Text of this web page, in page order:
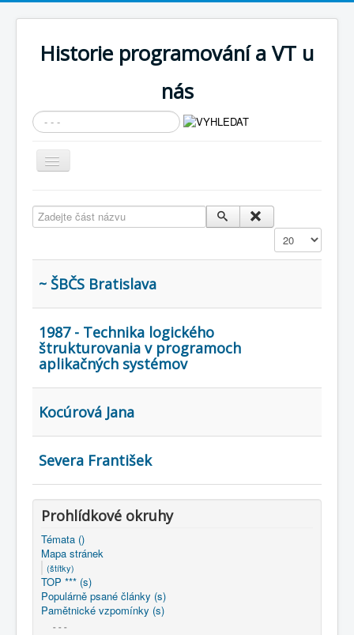
Historie programování a VT u
nás
Vyhledávání...
Přepnout
navigaci
Cíle expozice
Současnost SW a IT
KNIHOVNA
Historické počítače
COBOL
O nás
Úvod Mapa stránek
Zadejte část názvu
Zobrazit
~ ŠBČS Bratislava
1987 - Technika logického
štrukturovania v programoch
aplikačných systémov
Kocúrová Jana
Severa František
Prohlídkové okruhy
Témata ()
Mapa stránek
(štítky)
TOP *** (s)
Populárně psané články (s)
Pamětnické vzpomínky (s)
- - -